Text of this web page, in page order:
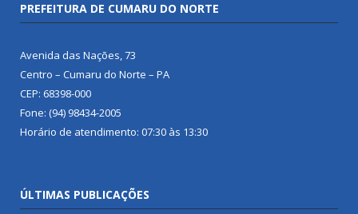
PREFEITURA DE CUMARU DO NORTE
Avenida das Nações, 73
Centro – Cumaru do Norte – PA
CEP: 68398-000
Fone: (94) 98434-2005
Horário de atendimento: 07:30 às 13:30
ÚLTIMAS PUBLICAÇÕES